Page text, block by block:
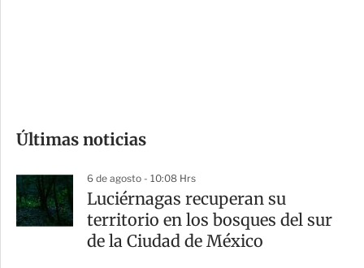
m
a
r
Últimas noticias
6 de agosto - 10:08 Hrs
Luciérnagas recuperan su
territorio en los bosques del sur
de la Ciudad de México